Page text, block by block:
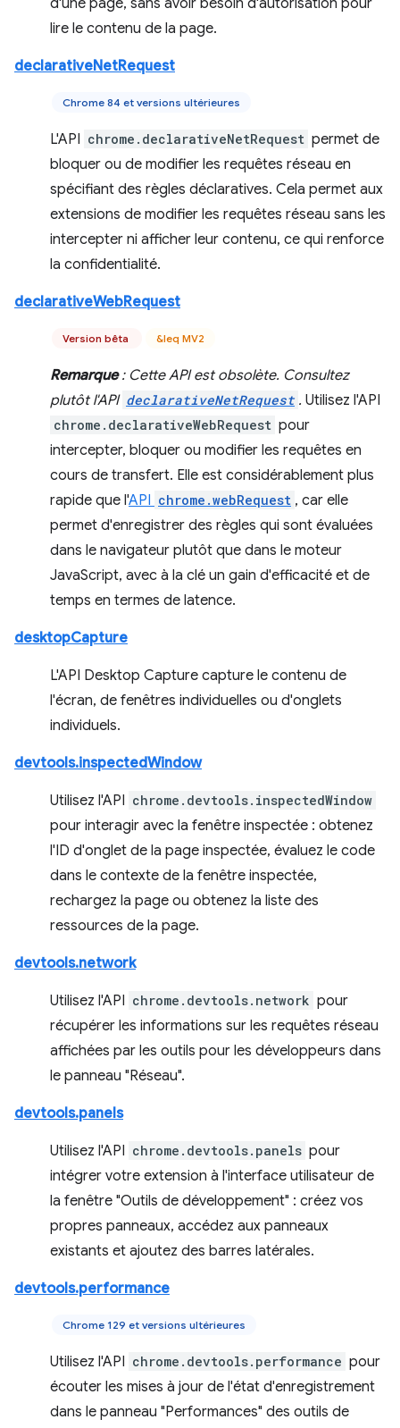
d'une page, sans avoir besoin d'autorisation pour
lire le contenu de la page.
declarativeNetRequest
Chrome 84 et versions ultérieures
L'API chrome.declarativeNetRequest permet de
bloquer ou de modifier les requêtes réseau en
spécifiant des règles déclaratives. Cela permet aux
extensions de modifier les requêtes réseau sans les
intercepter ni afficher leur contenu, ce qui renforce
la confidentialité.
declarativeWebRequest
Version bêta &leq MV2
Remarque: Cette API est obsolète. Consultez
plutôt l'API declarativeNetRequest . Utilisez l'API
chrome.declarativeWebRequest pour
intercepter, bloquer ou modifier les requêtes en
cours de transfert. Elle est considérablement plus
rapide que l'API chrome.webRequest , car elle
permet d'enregistrer des règles qui sont évaluées
dans le navigateur plutôt que dans le moteur
JavaScript, avec à la clé un gain d'efficacité et de
temps en termes de latence.
desktopCapture
L'API Desktop Capture capture le contenu de
l'écran, de fenêtres individuelles ou d'onglets
individuels.
devtools.inspectedWindow
Utilisez l'API chrome.devtools.inspectedWindow
pour interagir avec la fenêtre inspectée : obtenez
l'ID d'onglet de la page inspectée, évaluez le code
dans le contexte de la fenêtre inspectée,
rechargez la page ou obtenez la liste des
ressources de la page.
devtools.network
Utilisez l'API chrome.devtools.network pour
récupérer les informations sur les requêtes réseau
affichées par les outils pour les développeurs dans
le panneau "Réseau".
devtools.panels
Utilisez l'API chrome.devtools.panels pour
intégrer votre extension à l'interface utilisateur de
la fenêtre "Outils de développement" : créez vos
propres panneaux, accédez aux panneaux
existants et ajoutez des barres latérales.
devtools.performance
Chrome 129 et versions ultérieures
Utilisez l'API chrome.devtools.performance pour
écouter les mises à jour de l'état d'enregistrement
dans le panneau "Performances" des outils de